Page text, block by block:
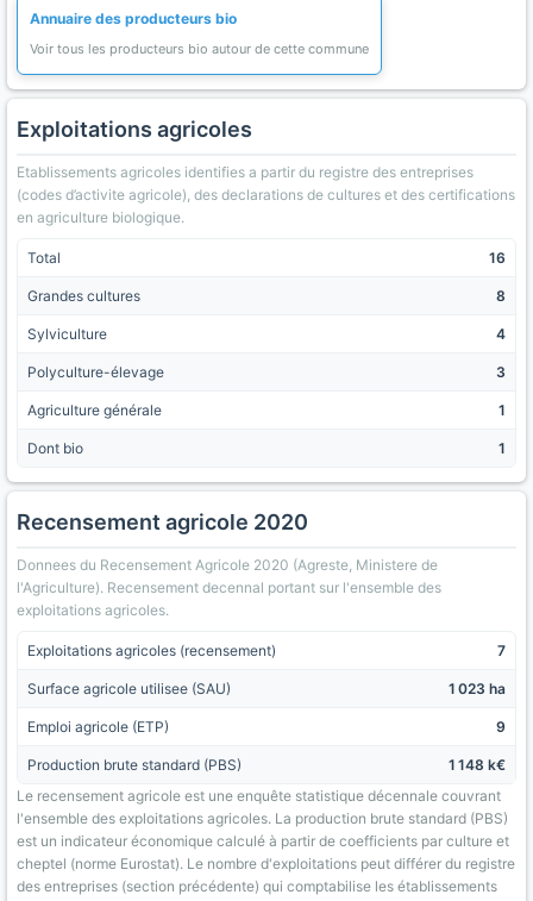
Annuaire des producteurs bio
Voir tous les producteurs bio autour de cette commune
Exploitations agricoles
Etablissements agricoles identifies a partir du registre des entreprises
(codes d’activite agricole), des declarations de cultures et des certifications
en agriculture biologique.
Total 16
Grandes cultures 8
Sylviculture 4
Polyculture-élevage 3
Agriculture générale 1
Dont bio 1
Recensement agricole 2020
Donnees du Recensement Agricole 2020 (Agreste, Ministere de
l'Agriculture). Recensement decennal portant sur l'ensemble des
exploitations agricoles.
Exploitations agricoles (recensement) 7
Surface agricole utilisee (SAU) 1 023 ha
Emploi agricole (ETP) 9
Production brute standard (PBS)
1 148 k€
Le recensement agricole est une enquête statistique décennale couvrant
l'ensemble des exploitations agricoles. La production brute standard (PBS)
est un indicateur économique calculé à partir de coefficients par culture et
cheptel (norme Eurostat). Le nombre d'exploitations peut différer du registre
des entreprises (section précédente) qui comptabilise les établissements